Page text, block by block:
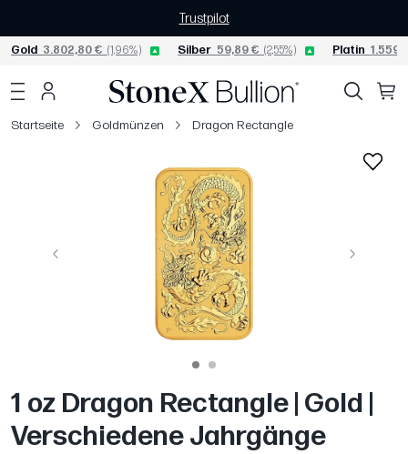
Trustpilot
Gold 3.802,80 € (1,96%) Silber 59,89 € (2,55%) Platin
Startseite Goldmünzen Dragon Rectangle
Vorige Weiter
1 oz Dragon Rectangle | Gold |
Verschiedene Jahrgänge